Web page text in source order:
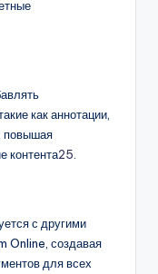
как аннотации,
повышая
контента25
с другими
Online, создавая
для всех